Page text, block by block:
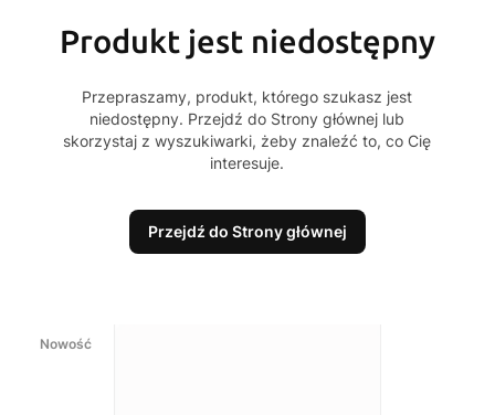
Produkt jest niedostępny
Przepraszamy, produkt, którego szukasz jest
niedostępny. Przejdź do Strony głównej lub
skorzystaj z wyszukiwarki, żeby znaleźć to, co Cię
interesuje.
Przejdź do Strony głównej
Nowość